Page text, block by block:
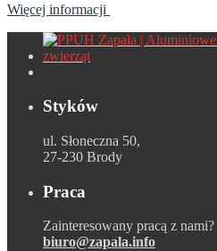
Więcej informacji
Styków
ul. Słoneczna 50,
27-230 Brody
Praca
Zainteresowany pracą z nami?
biuro@zapala.info